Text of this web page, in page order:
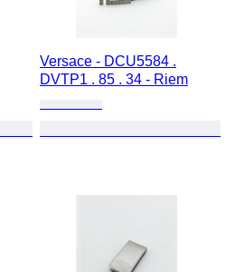
Versace - DCU5584 .
DVTP1 . 85 . 34 - Riem